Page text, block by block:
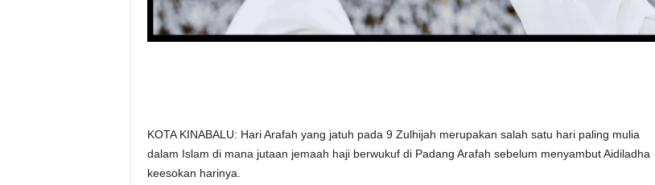
KOTA KINABALU: Hari Arafah yang jatuh pada 9 Zulhijah merupakan salah satu hari paling mulia
dalam Islam di mana jutaan jemaah haji berwukuf di Padang Arafah sebelum menyambut Aidiladha
keesokan harinya.